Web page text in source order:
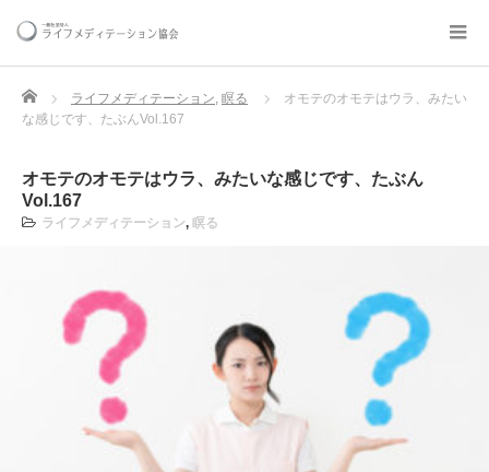
Home ライフメディテーション, 瞑る
オモテのオモテはウラ、みたい
な感じです、たぶんVol.167
オモテのオモテはウラ、みたいな感じです、たぶん
Vol.167
ライフメディテーション, 瞑る